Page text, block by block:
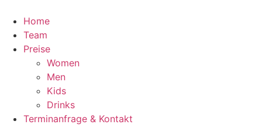
Home
Team
Preise
Women
Men
Kids
Drinks
Terminanfrage & Kontakt